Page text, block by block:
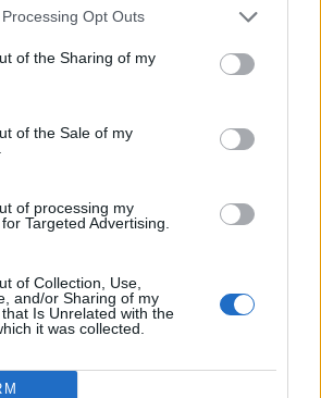
Opt Outs
of the Sharing of my
of the Sale of my
of processing my
Targeted Advertising.
of Collection, Use,
and/or Sharing of my
Is Unrelated with the
it was collected.
να χάσει τη γυναίκα του
για εμπορία ανηλίκου στη Ρόδο
από συμπονετικούς τουρίστες